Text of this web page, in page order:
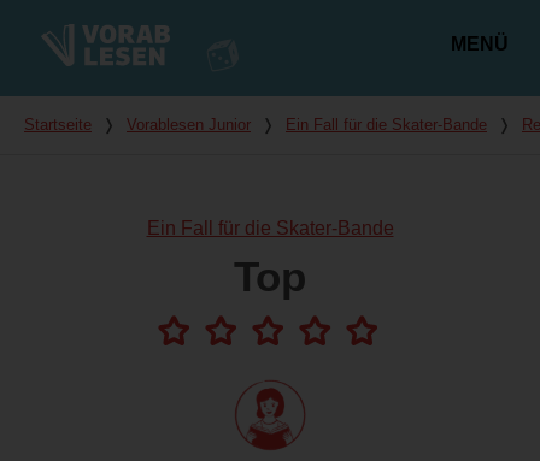
MENÜ
Du bist hier
Startseite ❭ Vorablesen Junior ❭ Ein Fall für die Skater-Bande ❭
Ein Fall für die Skater-Bande
Top